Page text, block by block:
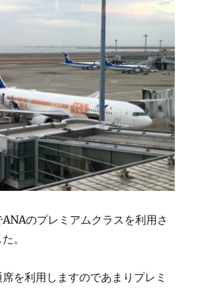
のプレミアムクラスを利用さ
。
を利用しますのであまりプレミ